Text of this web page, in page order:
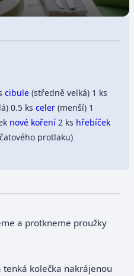
cibule (středně velká) 1 ks
0.5 ksceler (menší) 1
nové koření 2 ks hřebíček
protlaku)
a protkneme proužky
tenká kolečka nakrájenou